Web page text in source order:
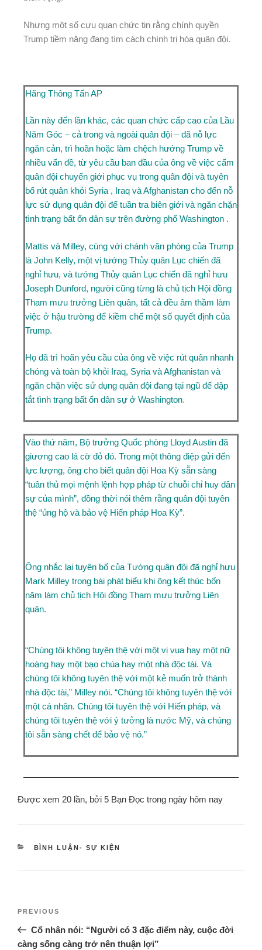
Nhưng một số cựu quan chức tin rằng chính quyền
Trump tiềm năng đang tìm cách chính trị hóa quân đội.
Hãng Thông Tấn AP
Lần này đến lần khác, các quan chức cấp cao của Lầu
Năm Góc – cả trong và ngoài quân đội – đã nỗ lực
ngăn cản, trì hoãn hoặc làm chệch hướng Trump về
nhiều vấn đề, từ yêu cầu ban đầu của ông về việc cấm
quân đội chuyển giới phục vụ trong quân đội và tuyên
bố rút quân khỏi Syria , Iraq và Afghanistan cho đến nỗ
lực sử dụng quân đội để tuần tra biên giới và ngăn chặn
tình trạng bất ổn dân sự trên đường phố Washington .
Mattis và Milley, cùng với chánh văn phòng của Trump
là John Kelly, một vị tướng Thủy quân Lục chiến đã
nghỉ hưu, và tướng Thủy quân Lục chiến đã nghỉ hưu
Joseph Dunford, người cũng từng là chủ tịch Hội đồng
Tham mưu trưởng Liên quân, tất cả đều âm thầm làm
việc ở hậu trường để kiềm chế một số quyết định của
Trump.
Họ đã trì hoãn yêu cầu của ông về việc rút quân nhanh
chóng và toàn bộ khỏi Iraq, Syria và Afghanistan và
ngăn chặn việc sử dụng quân đội đang tại ngũ để dập
tắt tình trạng bất ổn dân sự ở Washington.
Vào thứ năm, Bộ trưởng Quốc phòng Lloyd Austin đã
giương cao lá cờ đỏ đó. Trong một thông điệp gửi đến
lực lượng, ông cho biết quân đội Hoa Kỳ sẵn sàng
“tuân thủ mọi mệnh lệnh hợp pháp từ chuỗi chỉ huy dân
sự của mình”, đồng thời nói thêm rằng quân đội tuyên
thệ “ủng hộ và bảo vệ Hiến pháp Hoa Kỳ”.
Ông nhắc lại tuyên bố của Tướng quân đội đã nghỉ hưu
Mark Milley trong bài phát biểu khi ông kết thúc bốn
năm làm chủ tịch Hội đồng Tham mưu trưởng Liên
quân.
“Chúng tôi không tuyên thệ với một vị vua hay một nữ
hoàng hay một bạo chúa hay một nhà độc tài. Và
chúng tôi không tuyên thệ với một kẻ muốn trở thành
nhà độc tài,” Milley nói. “Chúng tôi không tuyên thệ với
một cá nhân. Chúng tôi tuyên thệ với Hiến pháp, và
chúng tôi tuyên thệ với ý tưởng là nước Mỹ, và chúng
tôi sẵn sàng chết để bảo vệ nó.”
Được xem 20 lần, bởi 5 Bạn Đọc trong ngày hôm nay
BÌNH LUẬN- SỰ KIỆN
PREVIOUS
Cổ nhân nói: “Người có 3 đặc điểm này, cuộc đời
càng sống càng trở nên thuận lợi”